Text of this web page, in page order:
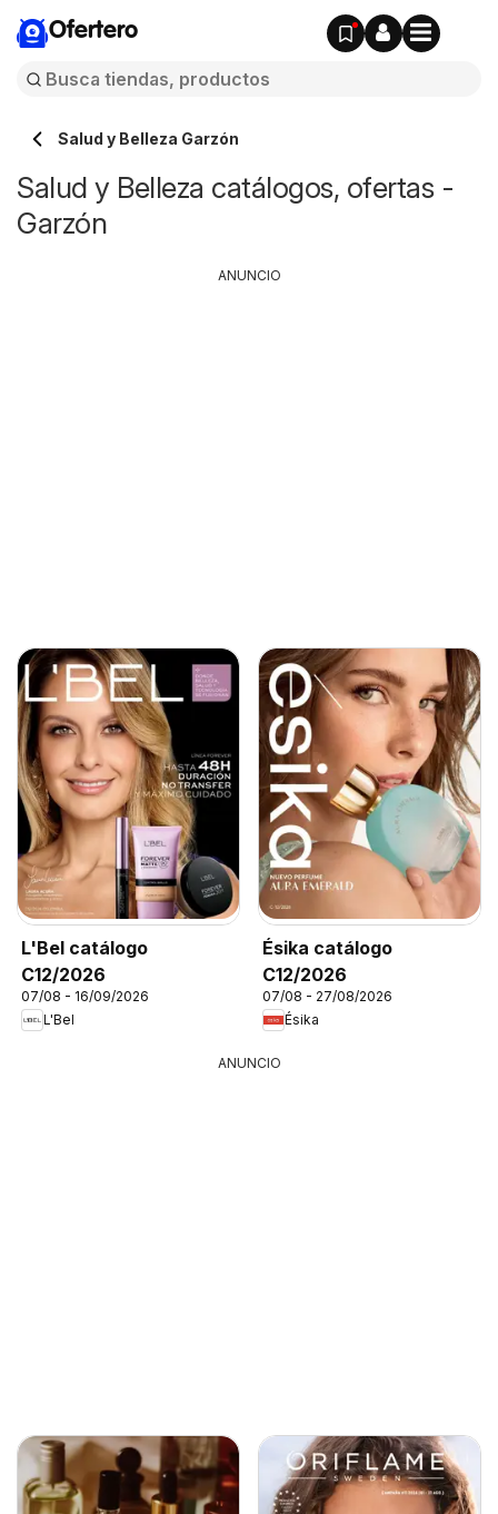
Ofertero
Salud y Belleza Garzón
Salud y Belleza catálogos, ofertas -
Garzón
L'Bel catálogo
C12/2026
07/08 - 16/09/2026
L'Bel
Ésika catálogo
C12/2026
07/08 - 27/08/2026
Ésika
ANUNCIO
ANUNCIO